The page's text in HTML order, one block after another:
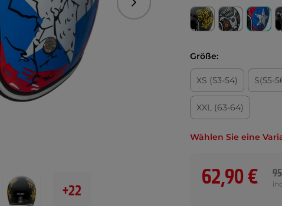
Folgend
+22
Größe:
XS (53-54) S(55-
XXL (63-64)
Wählen Sie eine
62,90 €